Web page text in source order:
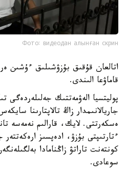
Фото: видеодан алынған скрин
قاماۋعا الىندى.
پوليتسيا الەۋمەتتىك جەلىلەردەگى
جاريالانىمدار زاڭ تالاپتارىنا
ەسكەرتتى. لايك، قارالىم نەمەسە
ءتارتىپتى بۇزۋ، ادەپسىز
كونتەنت تاراتۋ زاڭنامادا
سوعادى.